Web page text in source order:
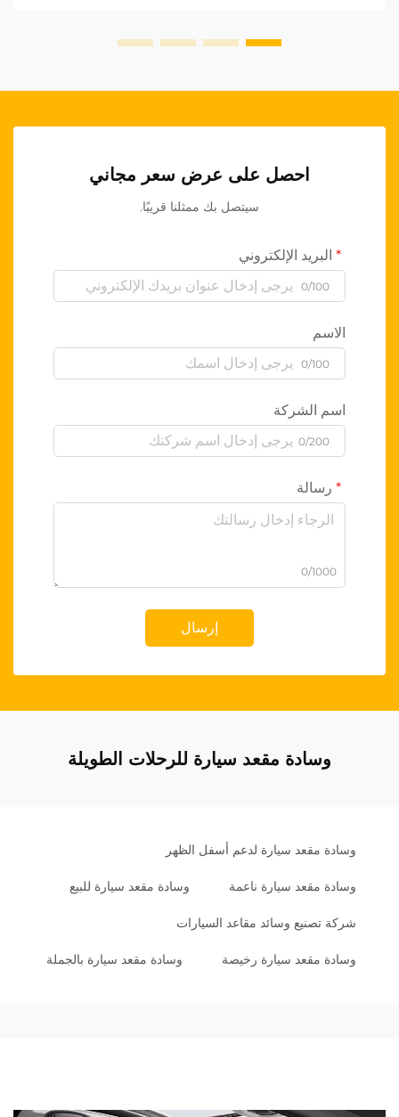
احصل على عرض سعر مجاني
سيتصل بك ممثلنا قريبًا.
البريد الإلكتروني
0/100
الاسم
0/100
اسم الشركة
0/200
رسالة
0/1000
إرسال
وسادة مقعد سيارة للرحلات الطويلة
وسادة مقعد سيارة لدعم أسفل الظهر
وسادة مقعد سيارة ناعمة وسادة مقعد سيارة للبيع
شركة تصنيع وسائد مقاعد السيارات
وسادة مقعد سيارة رخيصة وسادة مقعد سيارة بالجملة